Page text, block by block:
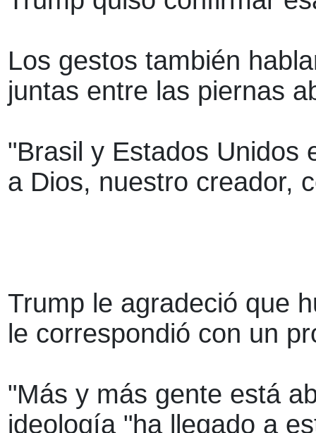
Los gestos también
juntas entre las piernas
"Brasil y Estados Unidos
a Dios, nuestro creador,
Trump le agradeció que
le correspondió con un
"Más y más gente está
ideología "ha llegado a